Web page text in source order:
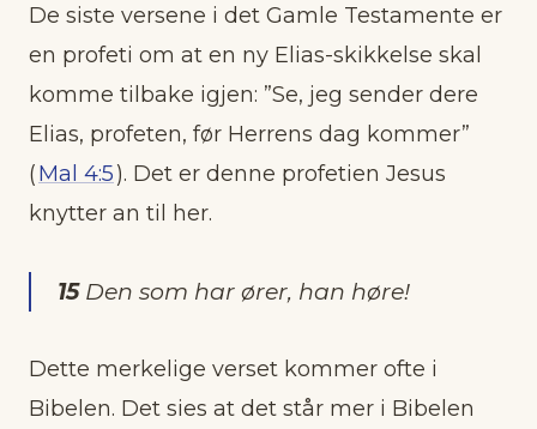
De siste versene i det Gamle Testamente er
en profeti om at en ny Elias-skikkelse skal
komme tilbake igjen: ”Se, jeg sender dere
Elias, profeten, før Herrens dag kommer”
(Mal 4:5). Det er denne profetien Jesus
knytter an til her.
15Den som har ører, han høre!
Dette merkelige verset kommer ofte i
Bibelen. Det sies at det står mer i Bibelen